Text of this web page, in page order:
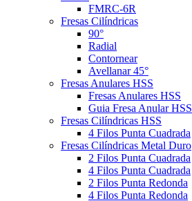
FMRC-6R
Fresas Cilíndricas
90°
Radial
Contornear
Avellanar 45°
Fresas Anulares HSS
Fresas Anulares HSS
Guia Fresa Anular HSS
Fresas Cilíndricas HSS
4 Filos Punta Cuadrada
Fresas Cilíndricas Metal Duro
2 Filos Punta Cuadrada
4 Filos Punta Cuadrada
2 Filos Punta Redonda
4 Filos Punta Redonda